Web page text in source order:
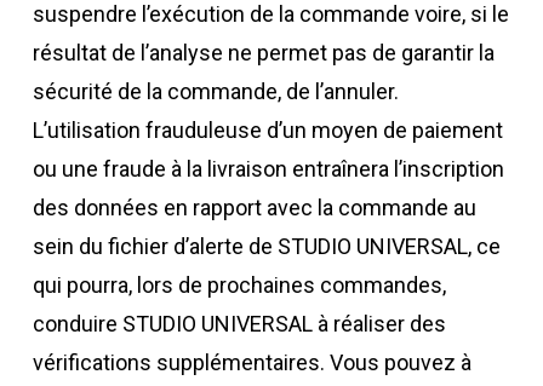
suspendre l’exécution de la commande voire, si le
résultat de l’analyse ne permet pas de garantir la
sécurité de la commande, de l’annuler.
L’utilisation frauduleuse d’un moyen de paiement
ou une fraude à la livraison entraînera l’inscription
des données en rapport avec la commande au
sein du fichier d’alerte de STUDIO UNIVERSAL, ce
qui pourra, lors de prochaines commandes,
conduire STUDIO UNIVERSAL à réaliser des
vérifications supplémentaires. Vous pouvez à